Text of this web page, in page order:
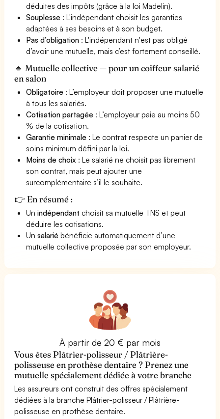
déduites des impôts (grâce à la loi Madelin).
Souplesse : L'indépendant choisit les garanties
adaptées à ses besoins et à son budget.
Pas d’obligation : L'indépendant n'est pas obligé
d’avoir une mutuelle, mais c’est fortement conseillé.
🔹 Mutuelle collective — pour un coiffeur salarié
en salon
Obligatoire : L’employeur doit proposer une mutuelle
à tous les salariés.
Cotisation partagée : L’employeur paie au moins 50
% de la cotisation.
Garantie minimale : Le contrat respecte un panier de
soins minimum défini par la loi.
Moins de choix : Le salarié ne choisit pas librement
son contrat, mais peut ajouter une
surcomplémentaire s’il le souhaite.
👉 En résumé :
Unindépendant choisit sa mutuelle TNS et peut
déduire les cotisations.
Unsalarié bénéficie automatiquement d’une
mutuelle collective proposée par son employeur.
À partir de 20 € par mois
Vous êtes Plâtrier-polisseur / Plâtrière-
polisseuse en prothèse dentaire ? Prenez une
mutuelle spécialement dédiée à votre branche
Les assureurs ont construit des offres spécialement
dédiées à la branche Plâtrier-polisseur / Plâtrière-
polisseuse en prothèse dentaire.